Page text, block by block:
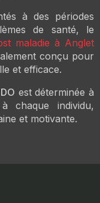
à des périodes
de santé, le
maladie à Anglet
conçu pour
et efficace.
est déterminée à
chaque individu,
et motivante.